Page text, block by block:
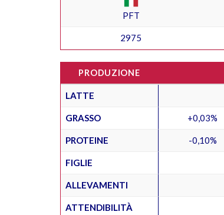
PFT
2975
PRODUZIONE
LATTE
GRASSO +0,03%
PROTEINE -0,10%
FIGLIE
ALLEVAMENTI
ATTENDIBILITÀ